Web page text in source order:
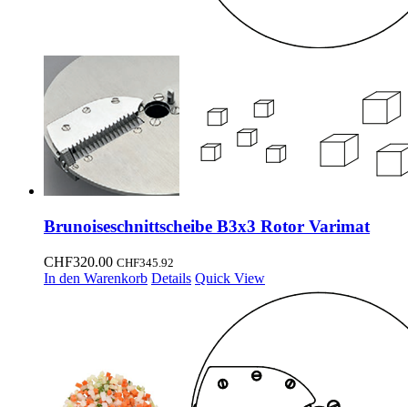
Brunoiseschnittscheibe B3x3 Rotor Varimat
CHF320.00 CHF345.92
In den Warenkorb Details Quick View